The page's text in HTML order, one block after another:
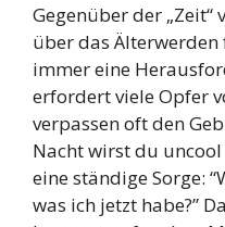
Gegenüber der „Zeit“
über das
immer eine
erfordert viele Opfer
verpassen oft den
Nacht wirst du
eine ständige Sorge:
was ich jetzt habe?”